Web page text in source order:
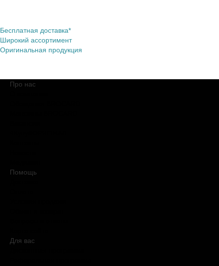
Бесплатная доставка*
Широкий ассортимент
Оригинальная продукция
Про нас
Помощь
Для вас